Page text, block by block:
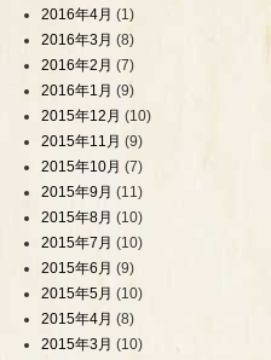
2016年4月 (1)
2016年3月 (8)
2016年2月 (7)
2016年1月 (9)
2015年12月 (10)
2015年11月 (9)
2015年10月 (7)
2015年9月 (11)
2015年8月 (10)
2015年7月 (10)
2015年6月 (9)
2015年5月 (10)
2015年4月 (8)
2015年3月 (10)